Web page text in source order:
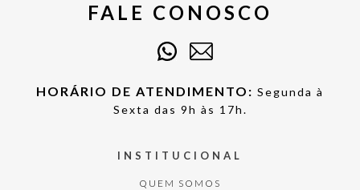
FALE CONOSCO
HORÁRIO DE ATENDIMENTO: Segunda à
Sexta das 9h às 17h.
INSTITUCIONAL
QUEM SOMOS